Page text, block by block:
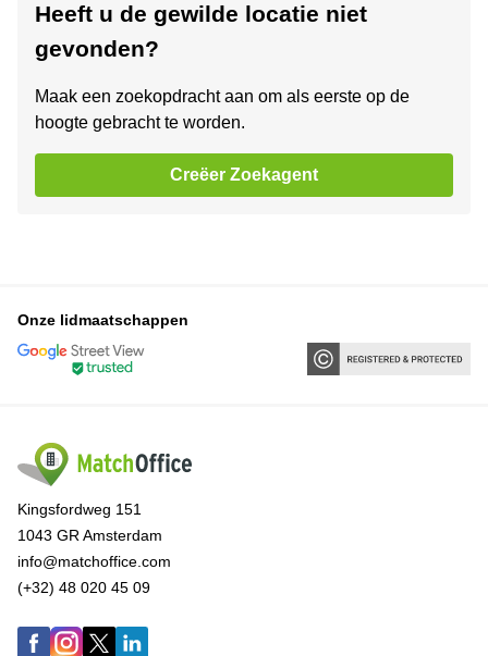
Heeft u de gewilde locatie niet
gevonden?
Maak een zoekopdracht aan om als eerste op de
hoogte gebracht te worden.
Creëer Zoekagent
Onze lidmaatschappen
Kingsfordweg 151
1043 GR Amsterdam
info@matchoffice.com
(+32) 48 020 45 09